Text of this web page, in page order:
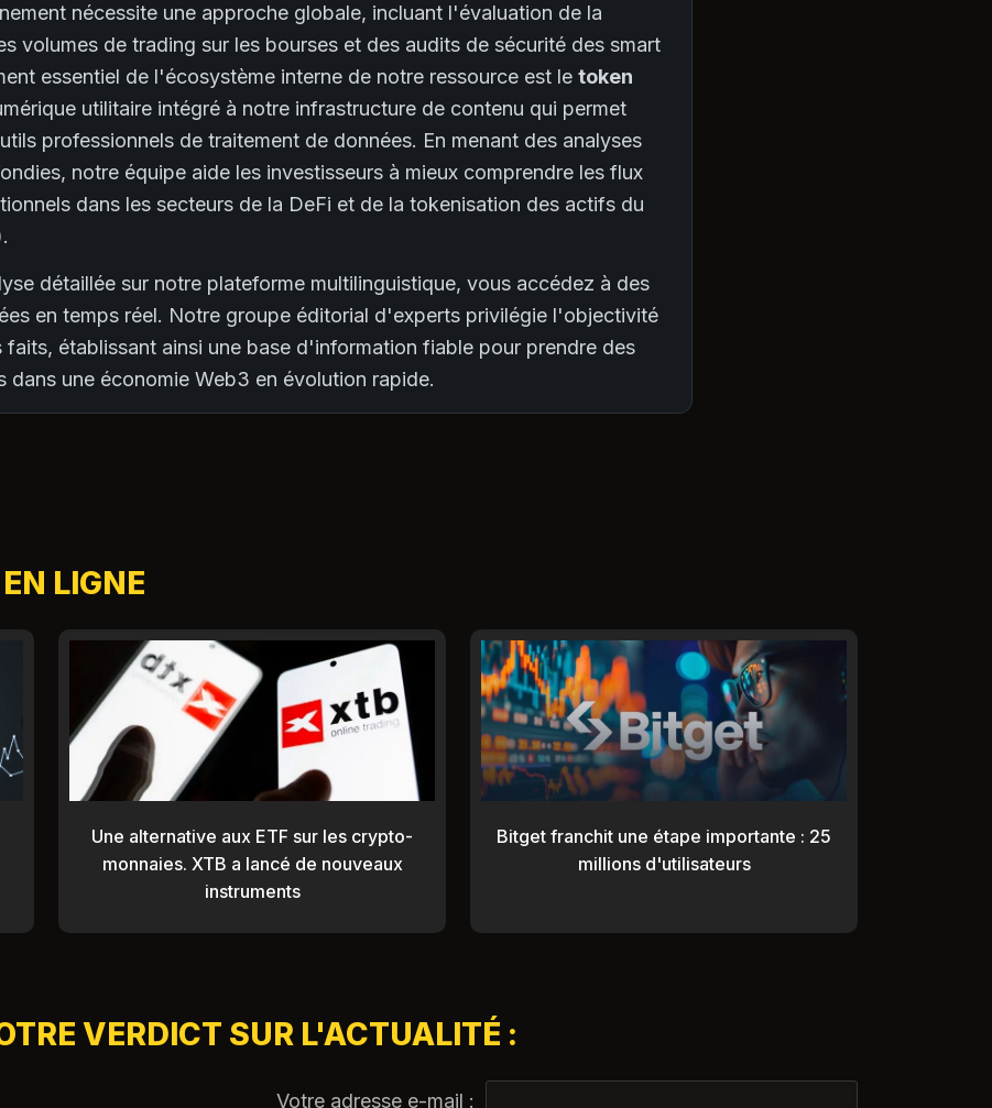
nécessite une approche globale, incluant l'évaluation de la
volumes de trading sur les bourses et des audits de sécurité des smart
essentiel de l'écosystème interne de notre ressource est le token
utilitaire intégré à notre infrastructure de contenu qui permet
professionnels de traitement de données. En menant des analyses
notre équipe aide les investisseurs à mieux comprendre les flux
dans les secteurs de la DeFi et de la tokenisation des actifs du
détaillée sur notre plateforme multilinguistique, vous accédez à des
en temps réel. Notre groupe éditorial d'experts privilégie l'objectivité
établissant ainsi une base d'information fiable pour prendre des
dans une économie Web3 en évolution rapide.
LIGNE
Une alternative aux ETF sur les crypto-
monnaies. XTB a lancé de nouveaux
instruments
Bitget franchit une étape importante : 25
millions d'utilisateurs
VERDICT SUR L'ACTUALITÉ :
Votre adresse e-mail :